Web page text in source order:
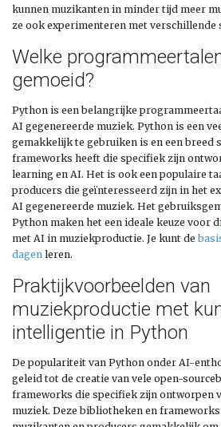
kunnen muzikanten in minder tijd meer
ze ook experimenteren met verschillende
Welke
gemoeid?
Python is een belangrijke
AI gegenereerde muziek. Python is een
gemakkelijk te gebruiken is en een breed
frameworks heeft die specifiek zijn
learning en AI. Het is ook een populaire
producers die geïnteresseerd zijn in het
AI gegenereerde muziek. Het
Python maken het een ideale keuze voor
met AI in muziekproductie. Je kunt de
dagen leren.
Praktijkvoorbeelden van
muziekproductie met
intelligentie in Python
De populariteit van Python onder AI-
geleid tot de creatie van vele open-
frameworks die specifiek zijn ontworpen
muziek. Deze bibliotheken en